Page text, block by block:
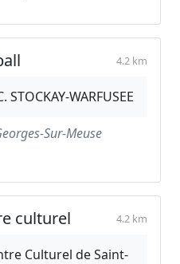
4.2 km
STOCKAY-WARFUSEE
Sur-Meuse
culturel 4.2 km
Culturel de Saint-